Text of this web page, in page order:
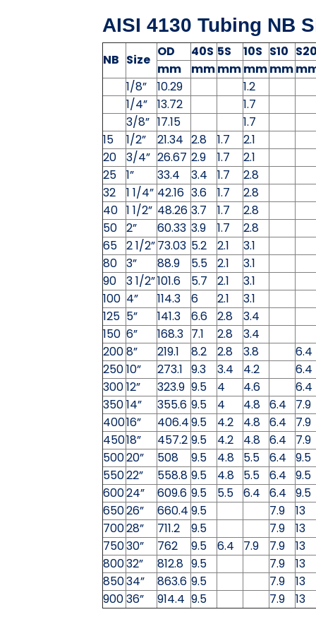
AISI 4130 Tubing NB
NB Size
OD 40S 5S 10S S10
mm
mmmmmmmm
1/8”
10.29
1.2
1/4”
13.72
1.7
3/8” 17.15
1.7
15
1/2” 21.34 2.8 1.7
2.1
20
3/4” 26.67 2.9 1.7
2.1
25
1” 33.4 3.4 1.7
2.8
32
1 1/4” 42.16 3.6 1.7
2.8
40 1 1/2” 48.26 3.7 1.7
2.8
50 2” 60.33 3.9 1.7
2.8
65 2 1/2”73.03 5.2 2.1
3.1
80 3” 88.9 5.5 2.1
3.1
90
3 1/2”101.6 5.7 2.1
3.1
100 4” 114.3 6 2.1
3.1
125 5” 141.3 6.6 2.8
3.4
150 6” 168.3 7.1 2.8
3.4
2008” 219.1 8.2 2.8 3.8
6.4
25010” 273.1 9.3 3.4 4.2
6.4
30012” 323.9 9.5 4 4.6
6.4
35014” 355.6 9.5 4 4.8 6.4
7.9
40016” 406.49.5 4.2 4.8 6.4
7.9
45018” 457.2 9.5 4.2 4.8 6.4
7.9
50020” 508 9.5 4.8 5.5 6.4
9.5
55022” 558.8 9.5 4.8 5.5 6.4
9.5
60024” 609.6 9.5 5.5 6.4 6.4
9.5
65026” 660.4 9.5 7.9
13
70028” 711.2 9.5 7.9
13
75030” 762 9.5 6.4 7.9 7.9
13
80032” 812.8 9.5 7.9
13
85034” 863.6 9.5 7.9
13
90036” 914.4 9.5 7.9 13